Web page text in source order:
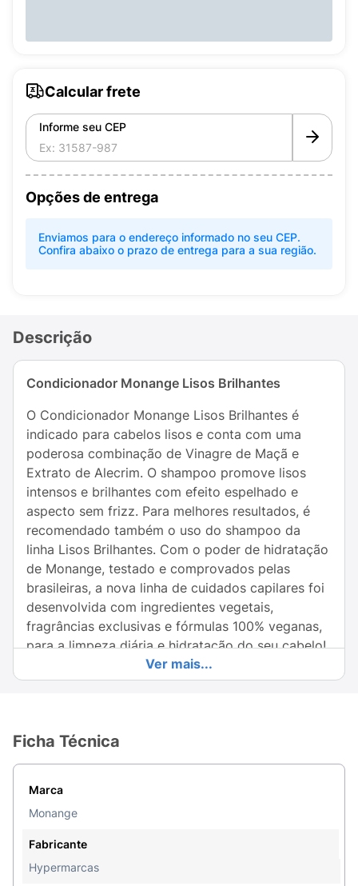
Calcular frete
Informe seu CEP
Opções de entrega
Enviamos para o endereço informado no seu CEP.
Confira abaixo o prazo de entrega para a sua região.
Descrição
Condicionador Monange Lisos Brilhantes
O Condicionador Monange Lisos Brilhantes é
indicado para cabelos lisos e conta com uma
poderosa combinação de Vinagre de Maçã e
Extrato de Alecrim. O shampoo promove lisos
intensos e brilhantes com efeito espelhado e
aspecto sem frizz. Para melhores resultados, é
recomendado também o uso do shampoo da
linha Lisos Brilhantes. Com o poder de hidratação
de Monange, testado e comprovados pelas
brasileiras, a nova linha de cuidados capilares foi
desenvolvida com ingredientes vegetais,
fragrâncias exclusivas e fórmulas 100% veganas,
para a limpeza diária e hidratação do seu cabelo!
Além disso, é livre de corantes, petrolato,
parabenos e silicone. Todos os produtos
globalmente reconhecido para produtos livres de
crueldade animal.
Benefícios:
• Lisos intensos
Ver mais...
Ficha Técnica
Marca
Monange
Fabricante
Hypermarcas